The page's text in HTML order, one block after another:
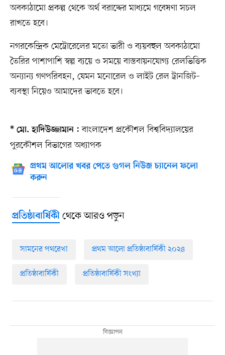
অবকাঠামো প্রকল্প থেকে অর্থ বরাদ্দের মাধ্যমে গবেষণা সচল
রাখতে হবে।
নগরকেন্দ্রিক মেট্রোরেলের মতো ভারী ও ব্যয়বহুল অবকাঠামো
তৈরির পাশাপাশি স্বল্প ব্যয়ে ও সময়ে বাস্তবায়নযোগ্য রেলভিত্তিক
অন্যান্য গণপরিবহন, যেমন মনোরেল ও লাইট রেল ট্রানজিট–
ব্যবস্থা নিয়েও আমাদের ভাবতে হবে।
* মো. হাদিউজ্জামান : বাংলাদেশ প্রকৌশল বিশ্ববিদ্যালয়ের
পুরকৌশল বিভাগের অধ্যাপক
প্রথম আলোর খবর পেতে গুগল নিউজ চ্যানেল ফলো
করুন
প্রতিষ্ঠাবার্ষিকীথেকে আরও পড়ুন
সামনের পথরেখা প্রথম আলো প্রতিষ্ঠাবার্ষিকী ২০২৪
প্রতিষ্ঠাবার্ষিকী প্রতিষ্ঠাবার্ষিকী সংখ্যা